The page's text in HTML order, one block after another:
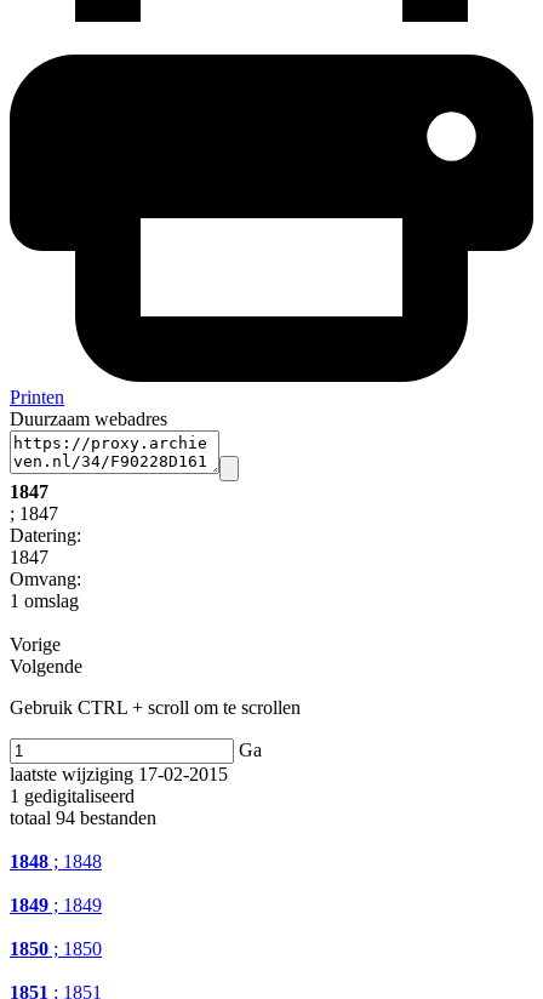
Printen
Duurzaam webadres
1847
; 1847
Datering:
1847
Omvang:
1 omslag
Vorige
Volgende
Gebruik CTRL + scroll om te scrollen
Ga
laatste wijziging 17-02-2015
1 gedigitaliseerd
totaal 94 bestanden
1848 ; 1848
1849 ; 1849
1850 ; 1850
1851 ; 1851